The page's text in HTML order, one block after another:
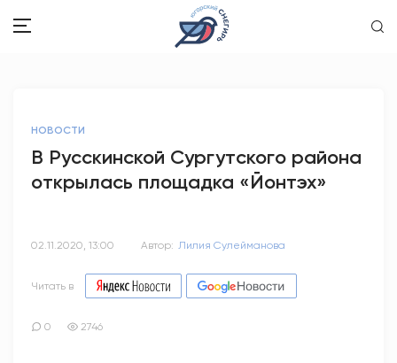
ОБРАЗОВАНИЕ
НОВОСТИ
В Русскинской Сургутского района
открылась площадка «Йонтэх»
02.11.2020, 13:00 Автор: Лилия Сулейманова
Читать в
0 2746